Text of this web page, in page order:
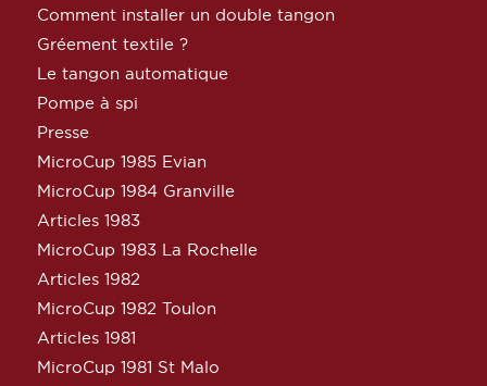
Comment installer un double tangon
Gréement textile ?
Le tangon automatique
Pompe à spi
Presse
MicroCup 1985 Evian
MicroCup 1984 Granville
Articles 1983
MicroCup 1983 La Rochelle
Articles 1982
MicroCup 1982 Toulon
Articles 1981
MicroCup 1981 St Malo